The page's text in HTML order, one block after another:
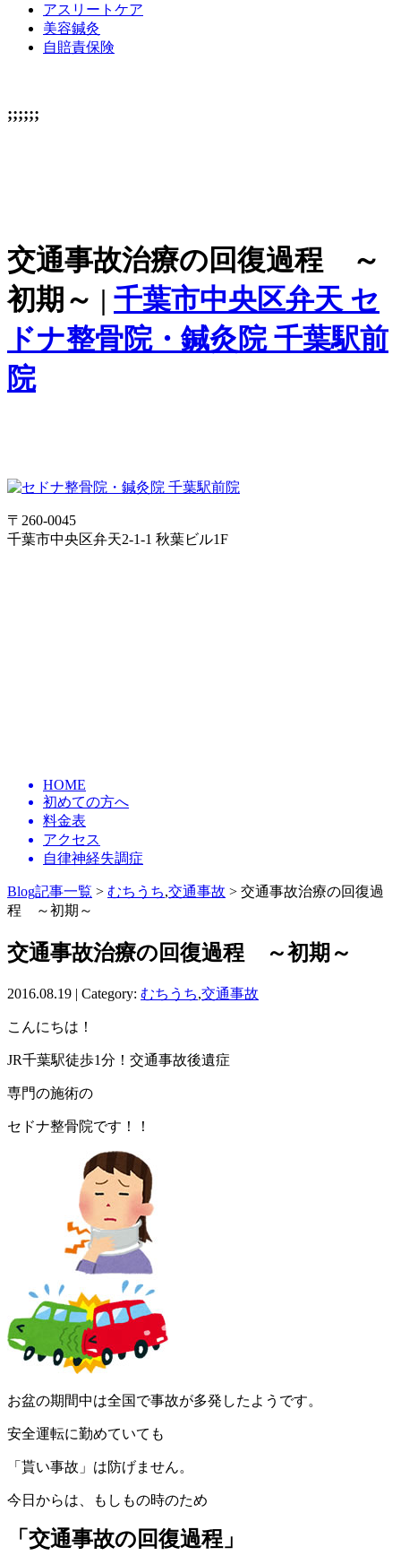
アスリートケア
美容鍼灸
自賠責保険
;;;;;;
交通事故治療の回復過程 ～
初期～ | 千葉市中央区弁天 セ
ドナ整骨院・鍼灸院 千葉駅前
院
〒260-0045
千葉市中央区弁天2-1-1 秋葉ビル1F
HOME
初めての方へ
料金表
アクセス
自律神経失調症
Blog記事一覧 > むちうち,交通事故 > 交通事故治療の回復過
程 ～初期～
交通事故治療の回復過程 ～初期～
2016.08.19 | Category: むちうち,交通事故
こんにちは！
JR千葉駅徒歩1分！交通事故後遺症
専門の施術の
セドナ整骨院です！！
お盆の期間中は全国で事故が多発したようです。
安全運転に勤めていても
「貰い事故」は防げません。
今日からは、もしもの時のため
「交通事故の回復過程」